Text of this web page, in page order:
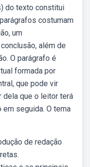
do texto constitui
costumam
um
além de
O parágrafo é
formada por
que pode vir
dela que o leitor terá
em seguida. O tema
de redação